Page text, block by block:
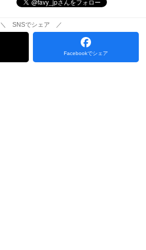
＼ SNSでシェア ／
Facebookでシェア